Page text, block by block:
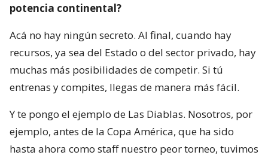
potencia continental?
Acá no hay ningún secreto. Al final, cuando hay
recursos, ya sea del Estado o del sector privado, hay
muchas más posibilidades de competir. Si tú
entrenas y compites, llegas de manera más fácil.
Y te pongo el ejemplo de Las Diablas. Nosotros, por
ejemplo, antes de la Copa América, que ha sido
hasta ahora como staff nuestro peor torneo, tuvimos